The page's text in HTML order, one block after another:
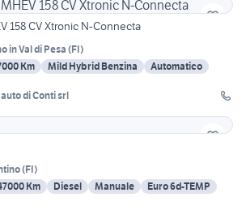
158 CV Xtronic N-Connecta
in Val di Pesa (FI)
Km Mild Hybrid Benzina
Automatico
di Conti srl
(FI)
Km Diesel Manuale Euro 6d-TEMP